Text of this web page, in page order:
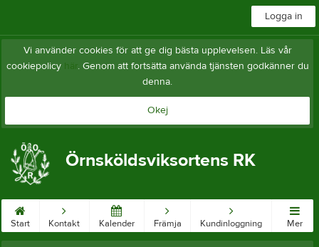
Logga in
Vi använder cookies för att ge dig bästa upplevelsen. Läs vår
cookiepolicy här. Genom att fortsätta använda tjänsten godkänner du
denna.
Okej
Örnsköldsviksortens RK
Start Kontakt Kalender Främja Kundinloggning Mer